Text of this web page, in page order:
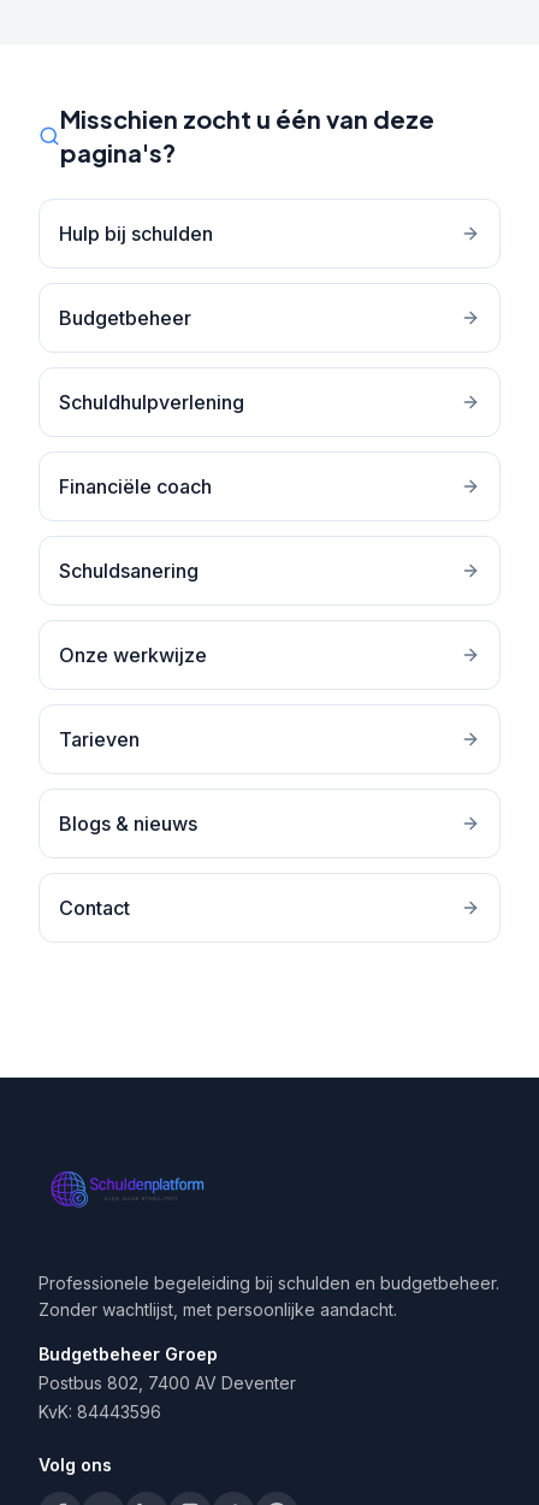
Misschien zocht u één van deze
pagina's?
Hulp bij schulden
Budgetbeheer
Schuldhulpverlening
Financiële coach
Schuldsanering
Onze werkwijze
Tarieven
Blogs & nieuws
Contact
Professionele begeleiding bij schulden en budgetbeheer.
Zonder wachtlijst, met persoonlijke aandacht.
Budgetbeheer Groep
Postbus 802, 7400 AV Deventer
KvK: 84443596
Volg ons